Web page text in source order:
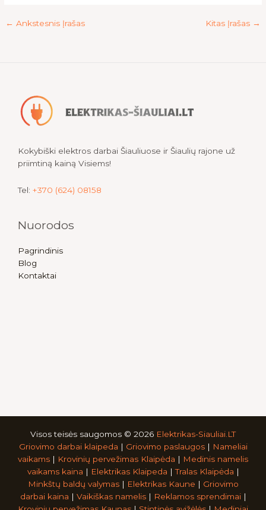
← Ankstesnis Įrašas Kitas Įrašas →
Kokybiški elektros darbai Šiauliuose ir Šiaulių rajone už
priimtiną kainą Visiems!
Tel: +370 (624) 08158
Nuorodos
Pagrindinis
Blog
Kontaktai
Visos teisės saugomos © 2026 Elektrikas-Siauliai.LT
Griovimo darbai klaipeda | Griovimo paslaugos| Nameliai
vaikams | Krovinių pervežimas Klaipėda | Medinis namelis
vaikams kaina | Elektrikas Klaipeda |Tralas Klaipėda |
Minkštų baldų valymas| Elektrikas Kaune | Griovimo
darbai kaina | Vaikiškas namelis| Reklamos sprendimai|